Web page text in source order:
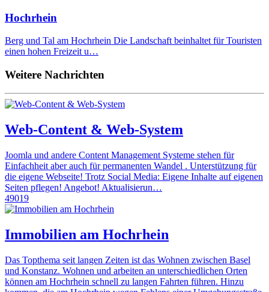
Hochrhein
Berg und Tal am Hochrhein Die Landschaft beinhaltet für Touristen
einen hohen Freizeit u…
Weitere Nachrichten
Web-Content & Web-System
Joomla und andere Content Management Systeme stehen für
Einfachheit aber auch für permanenten Wandel . Unterstützung für
die eigene Webseite! Trotz Social Media: Eigene Inhalte auf eigenen
Seiten pflegen! Angebot! Aktualisierun…
49019
Immobilien am Hochrhein
Das Topthema seit langen Zeiten ist das Wohnen zwischen Basel
und Konstanz. Wohnen und arbeiten an unterschiedlichen Orten
können am Hochrhein schnell zu langen Fahrten führen. Hinzu